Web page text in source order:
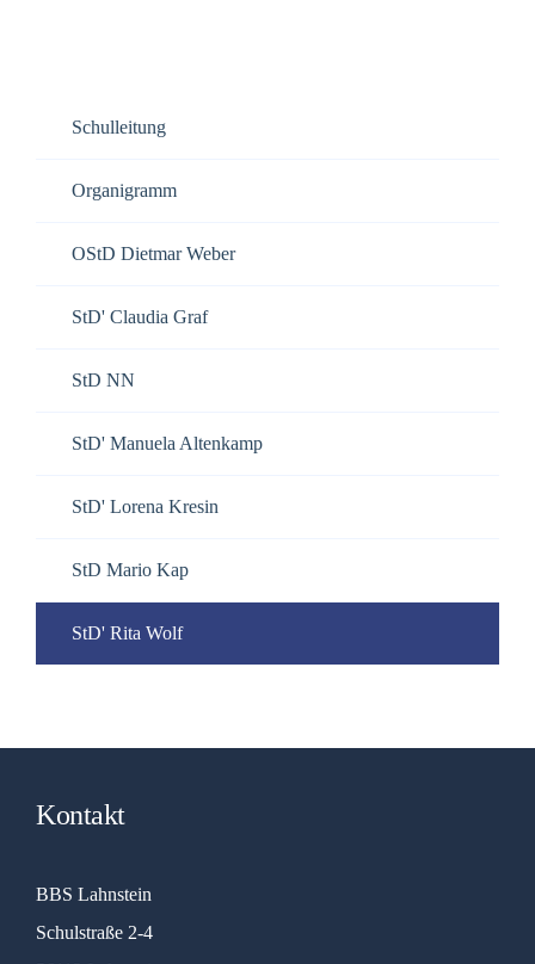
Schulleitung
Organigramm
OStD Dietmar Weber
StD' Claudia Graf
StD NN
StD' Manuela Altenkamp
StD' Lorena Kresin
StD Mario Kap
StD' Rita Wolf
Kontakt
BBS Lahnstein
Schulstraße 2-4